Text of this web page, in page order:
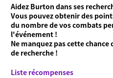
Aidez Burton dans ses
Vous pouvez obtenir des
du nombre de vos combats
l'événement !
Ne manquez pas cette
de recherche !
Liste récompenses